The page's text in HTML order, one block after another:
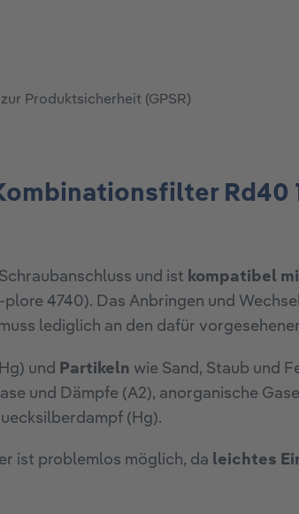
Produktsicherheit (GPSR)
Rd40
und ist kompatibel
4740). Das Anbringen und
lediglich an den dafür
und Partikeln wie Sand, Staub und
und Dämpfe (A2), anorganische
(Hg).
ist problemlos möglich, da leichtes